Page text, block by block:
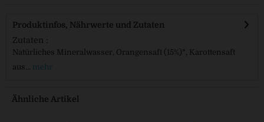
Produktinfos, Nährwerte und Zutaten
Zutaten :
Natürliches Mineralwasser, Orangensaft (15%)*, Karottensaft
aus... mehr
Ähnliche Artikel